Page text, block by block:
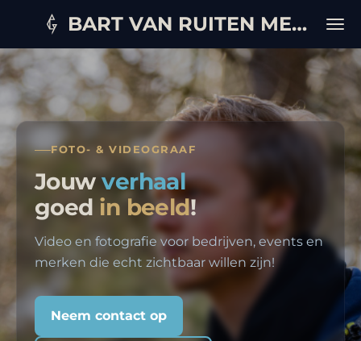
de
hoofdinhoud
BART VAN RUITEN MEDIA
FOTO- & VIDEOGRAAF
Jouwverhaal
goed in beeld!
Video en fotografie voor bedrijven, events en
merken die echt zichtbaar willen zijn!
Neem contact op